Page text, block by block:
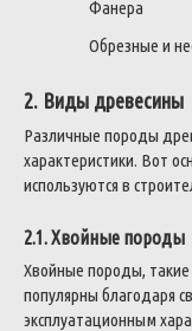
Фанера
Обрезные и
2. Виды древесины
Различные породы
характеристики. Вот
используются в
2.1. Хвойные породы
Хвойные породы, такие
популярны благодаря
эксплуатационным